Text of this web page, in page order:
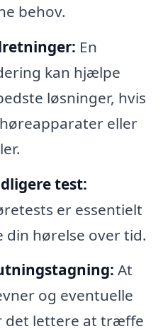
behov.
En
kan hjælpe
løsninger, hvis
eller
test:
er essentielt
hørelse over tid.
At
og eventuelle
det lettere at træffe